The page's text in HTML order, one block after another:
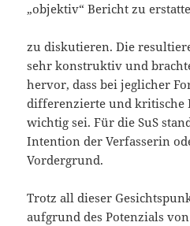
„objektiv“ Bericht zu
zu diskutieren. Die
sehr konstruktiv und
hervor, dass bei jeglicher
differenzierte und kritische
wichtig sei. Für die SuS
Intention der Verfasserin
Vordergrund.
Trotz all dieser
aufgrund des Potenzials